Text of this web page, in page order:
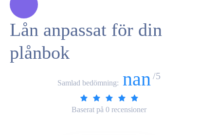
Lån anpassat för din
plånbok
Samlad bedömning: nan/5
Baserat på 0 recensioner